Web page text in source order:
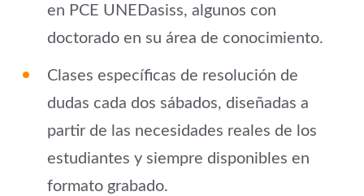
en PCE UNEDasiss, algunos con
doctorado en su área de conocimiento.
Clases específicas de resolución de
dudas cada dos sábados, diseñadas a
partir de las necesidades reales de los
estudiantes y siempre disponibles en
formato grabado.